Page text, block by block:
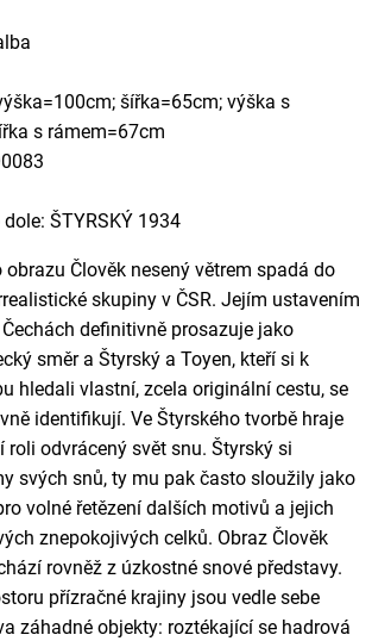
šířka=65cm; výška s
s rámem=67cm
ŠTYRSKÝ 1934
obrazu Člověk nesený větrem spadá do
skupiny v ČSR. Jejím ustavením
definitivně prosazuje jako
směr a Štyrský a Toyen, kteří si k
hledali vlastní, zcela originální cestu, se
identifikují. Ve Štyrského tvorbě hraje
odvrácený svět snu. Štyrský si
svých snů, ty mu pak často sloužily jako
volné řetězení dalších motivů a jejich
znepokojivých celků. Obraz Člověk
rovněž z úzkostné snové představy.
přízračné krajiny jsou vedle sebe
záhadné objekty: roztékající se hadrová